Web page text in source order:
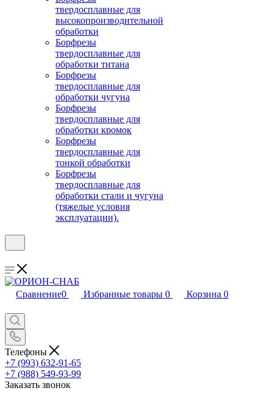
твердосплавные для
высокопроизводительной
обработки
Борфрезы
твердосплавные для
обработки титана
Борфрезы
твердосплавные для
обработки чугуна
Борфрезы
твердосплавные для
обработки кромок
Борфрезы
твердосплавные для
тонкой обработки
Борфрезы
твердосплавные для
обработки стали и чугуна
(тяжелые условия
эксплуатации).
Сравнение0 Избранные товары 0 Корзина 0
Телефоны
+7 (993) 632-91-65
+7 (988) 549-93-99
Заказать звонок